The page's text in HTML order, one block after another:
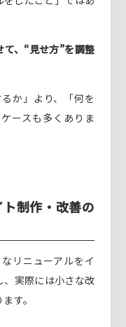
、“見せ方”を調整
か」より、「何を
ースも多くありま
制作・改善の
リニューアルをイ
、実際には小さな改
す。